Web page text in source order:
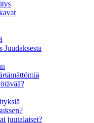
juutalaiset?